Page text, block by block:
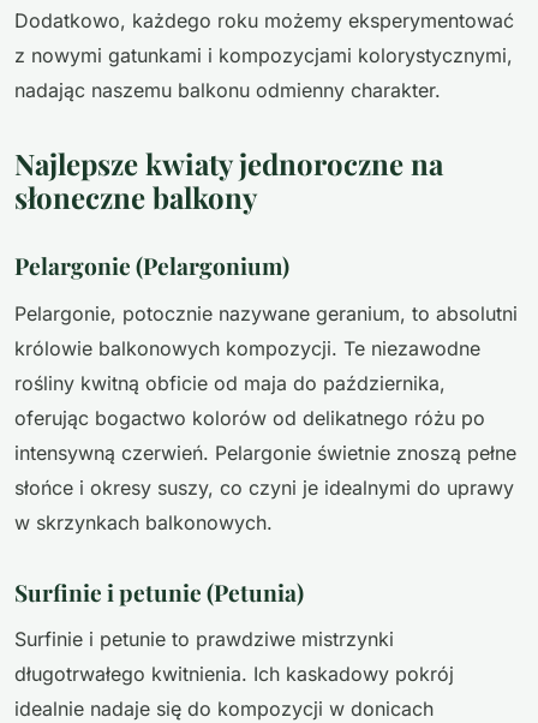
Dodatkowo, każdego roku możemy eksperymentować
z nowymi gatunkami i kompozycjami kolorystycznymi,
nadając naszemu balkonu odmienny charakter.
Najlepsze kwiaty jednoroczne na
słoneczne balkony
Pelargonie (Pelargonium)
Pelargonie, potocznie nazywane geranium, to absolutni
królowie balkonowych kompozycji. Te niezawodne
rośliny kwitną obficie od maja do października,
oferując bogactwo kolorów od delikatnego różu po
intensywną czerwień. Pelargonie świetnie znoszą pełne
słońce i okresy suszy, co czyni je idealnymi do uprawy
w skrzynkach balkonowych.
Surfinie i petunie (Petunia)
Surfinie i petunie to prawdziwe mistrzynki
długotrwałego kwitnienia. Ich kaskadowy pokrój
idealnie nadaje się do kompozycji w donicach